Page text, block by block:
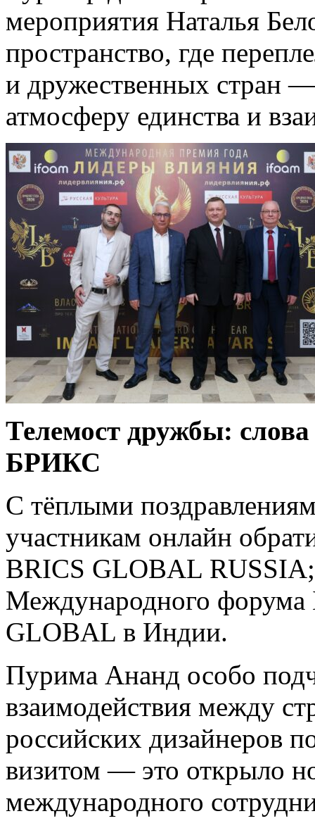
мероприятия Наталья
пространство, где
и дружественных стран
атмосферу единства и
Телемост дружбы:
БРИКС
С тёплыми
участникам онлайн
BRICS GLOBAL
Международного
GLOBAL в Индии.
Пурима Ананд особо
взаимодействия между
российских дизайнеров
визитом — это открыло
международного